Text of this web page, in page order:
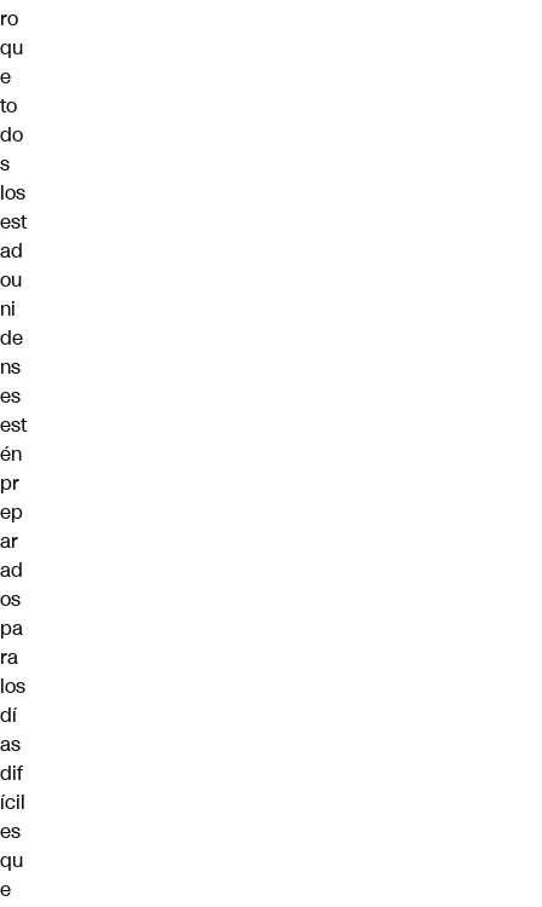
ro
qu
e
to
do
s
los
est
ad
ou
ni
de
ns
es
est
én
pr
ep
ar
ad
os
pa
ra
los
dí
as
dif
ícil
es
qu
e